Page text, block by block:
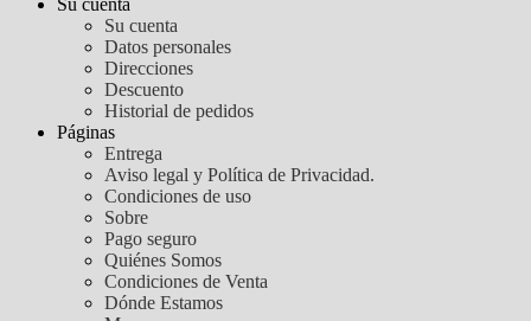
Su cuenta
Datos personales
Direcciones
Descuento
Historial de pedidos
Páginas
Entrega
Aviso legal y Política de Privacidad.
Condiciones de uso
Sobre
Pago seguro
Quiénes Somos
Condiciones de Venta
Dónde Estamos